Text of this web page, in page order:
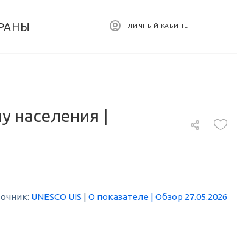
ЛИЧНЫЙ КАБИНЕТ
населения |
UNESCO UIS | О показателе | Обзор 27.05.2026